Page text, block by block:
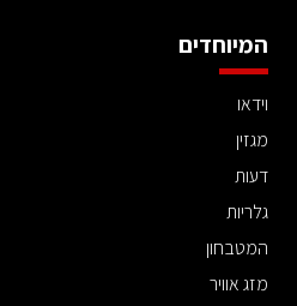
המיוחדים
וידאו
מגזין
דעות
גלריות
המטבחון
מזג אוויר